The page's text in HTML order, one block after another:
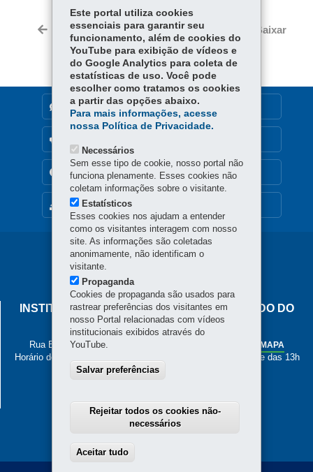
ce
bo
ok
Tw
itt
er
Ap
p
Voltar Início Imprimir Baixar
MAPA DO SITE
DENUNCIE CORRUPÇÃO
TRANSPARÊNCIA INSTITUCIONAL
Navegação
principal
INSTITUTO DE PESOS E MEDIDAS DO ESTADO DO
PARANÁ
Rua Estados Unidos, 135 - Bacacheri MAPA
Horário de Atendimento: de segunda a sexta, das 8h às 12h e das 13h
às 17h
Este portal utiliza cookies
essenciais para garantir seu
funcionamento, além de cookies do
YouTube para exibição de vídeos e
do Google Analytics para coleta de
estatísticas de uso. Você pode
escolher como tratamos os cookies
a partir das opções abaixo.
Para mais informações, acesse
nossa Política de Privacidade.
Necessários
Sem esse tipo de cookie, nosso portal não
funciona plenamente. Esses cookies não
coletam informações sobre o visitante.
Estatísticos
Esses cookies nos ajudam a entender
como os visitantes interagem com nosso
site. As informações são coletadas
anonimamente, não identificam o
visitante.
Propaganda
Cookies de propaganda são usados para
rastrear preferências dos visitantes em
nosso Portal relacionadas com vídeos
institucionais exibidos através do
YouTube.
Salvar preferências
Rejeitar todos os cookies não-
necessários
Aceitar tudo